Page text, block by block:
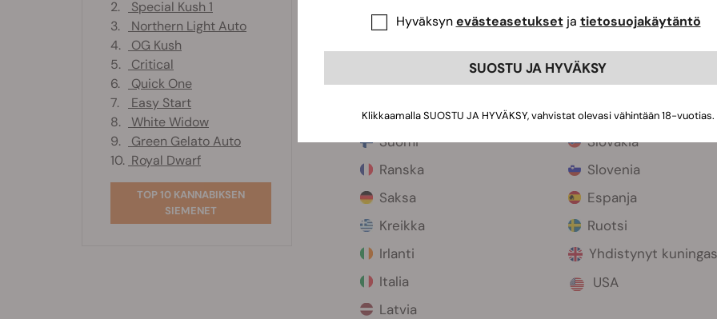
Kypros
Tanska
Viro
Suomi
Ranska
Saksa
Kreikka
Irlanti
Italia
Latvia
Alankomaat
Portugali
Romania
Slovakia
Slovenia
Espanja
Ruotsi
Yhdistynyt
USA
2.
Special Kush 1
3.
Northern Light Auto
4.
OG Kush
5.
Critical
6.
Quick One
7.
Easy Start
8.
White Widow
9.
Green Gelato Auto
10. Royal Dwarf
TOP 10 KANNABIKSEN
SIEMENET
Hyväksynevästeasetuksetja tietosuojakäytäntö
SUOSTU JA HYVÄKSY
Klikkaamalla SUOSTU JA HYVÄKSY, vahvistat olevasi vähintään 18-vuotias.